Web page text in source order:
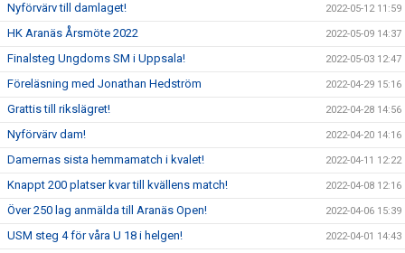
Nyförvärv till damlaget! 2022-05-12 11:59
HK Aranäs Årsmöte 2022 2022-05-09 14:37
Finalsteg Ungdoms SM i Uppsala! 2022-05-03 12:47
Föreläsning med Jonathan Hedström 2022-04-29 15:16
Grattis till rikslägret! 2022-04-28 14:56
Nyförvärv dam! 2022-04-20 14:16
Damernas sista hemmamatch i kvalet! 2022-04-11 12:22
Knappt 200 platser kvar till kvällens match! 2022-04-08 12:16
Över 250 lag anmälda till Aranäs Open! 2022-04-06 15:39
USM steg 4 för våra U 18 i helgen! 2022-04-01 14:43